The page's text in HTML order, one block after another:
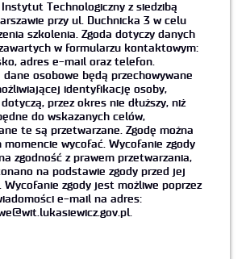
Technologiczny z siedzibą
przy ul. Duchnicka 3 w celu
szkolenia. Zgoda dotyczy danych
w formularzu kontaktowym:
adres e-mail oraz telefon.
dane osobowe będą przechowywane
identyfikację osoby,
przez okres nie dłuższy, niż
do wskazanych celów,
te są przetwarzane. Zgodę można
momencie wycofać. Wycofanie zgody
zgodność z prawem przetwarzania,
na podstawie zgody przed jej
Wycofanie zgody jest możliwe poprzez
e-mail na adres: